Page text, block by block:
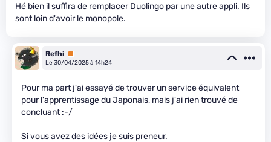
Hé bien il suffira de remplacer Duolingo par une autre appli. Ils
sont loin d'avoir le monopole.
Refhi Premium
Le 30/04/2025 à 14h24
Pour ma part j'ai essayé de trouver un service équivalent
pour l'apprentissage du Japonais, mais j'ai rien trouvé de
concluant :-/
Si vous avez des idées je suis preneur.